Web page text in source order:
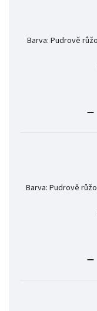
Barva: Pudrově
Barva: Pudrově